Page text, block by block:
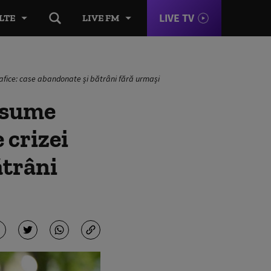
LIVE FM LIVE TV
case abandonate și bătrâni fără urmași
crizei